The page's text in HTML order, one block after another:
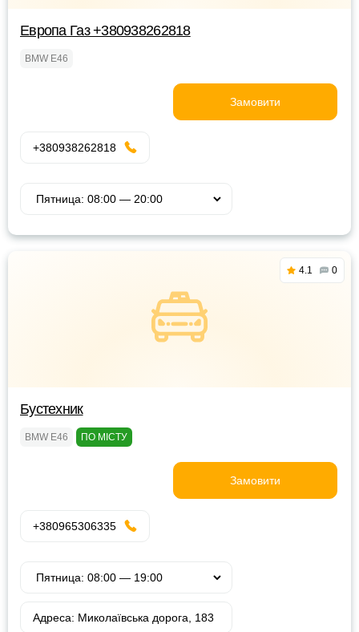
Европа Газ +380938262818
BMW E46
Замовити
+380938262818
4.1 0
Бустехник
BMW E46 ПО МІСТУ
Замовити
+380965306335
Адреса: Миколаївська дорога, 183